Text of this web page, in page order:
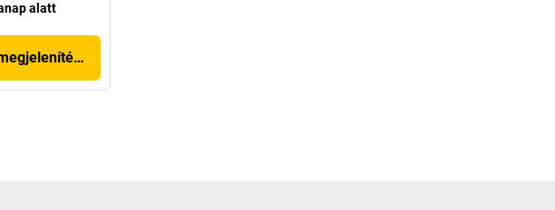
alatt